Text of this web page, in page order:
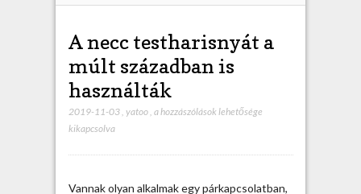
A necc testharisnyát a
múlt században is
használták
2019-11-03, yatoo, A
a hozzászólások lehetősége
kikapcsolva
Vannak olyan alkalmak egy párkapcsolatban,